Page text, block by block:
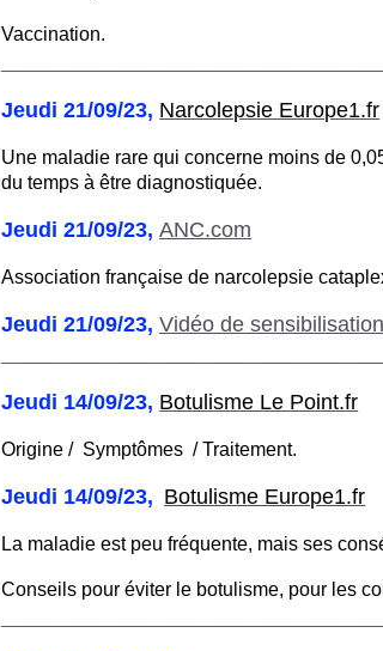
Vaccination.
Jeudi 21/09/23, Narcolepsie Europe1.fr
Une maladie rare qui concerne moins de
du temps à être diagnostiquée.
Jeudi 21/09/23,ANC.com
Association française de narcolepsie
Jeudi 21/09/23,Vidéo de
Jeudi 14/09/23, Botulisme Le Point.fr
Origine / Symptômes / Traitement.
Jeudi 14/09/23, Botulisme Europe1.fr
La maladie est peu fréquente, mais ses
Conseils pour éviter le botulisme, pour les